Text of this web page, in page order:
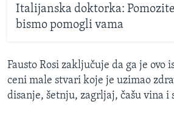
Italijanska doktorka:
bismo pomogli vama
Fausto Rosi zaključuje da ga je ovo
ceni male stvari koje je uzimao
disanje, šetnju, zagrljaj, čašu vina i